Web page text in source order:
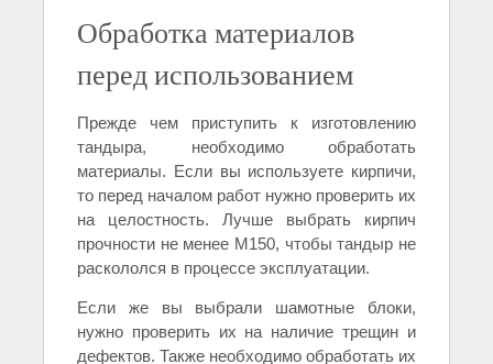
Обработка материалов
перед использованием
Прежде чем приступить к изготовлению
тандыра, необходимо обработать
материалы. Если вы используете кирпичи,
то перед началом работ нужно проверить их
на целостность. Лучше выбрать кирпич
прочности не менее М150, чтобы тандыр не
раскололся в процессе эксплуатации.
Если же вы выбрали шамотные блоки,
нужно проверить их на наличие трещин и
дефектов. Также необходимо обработать их